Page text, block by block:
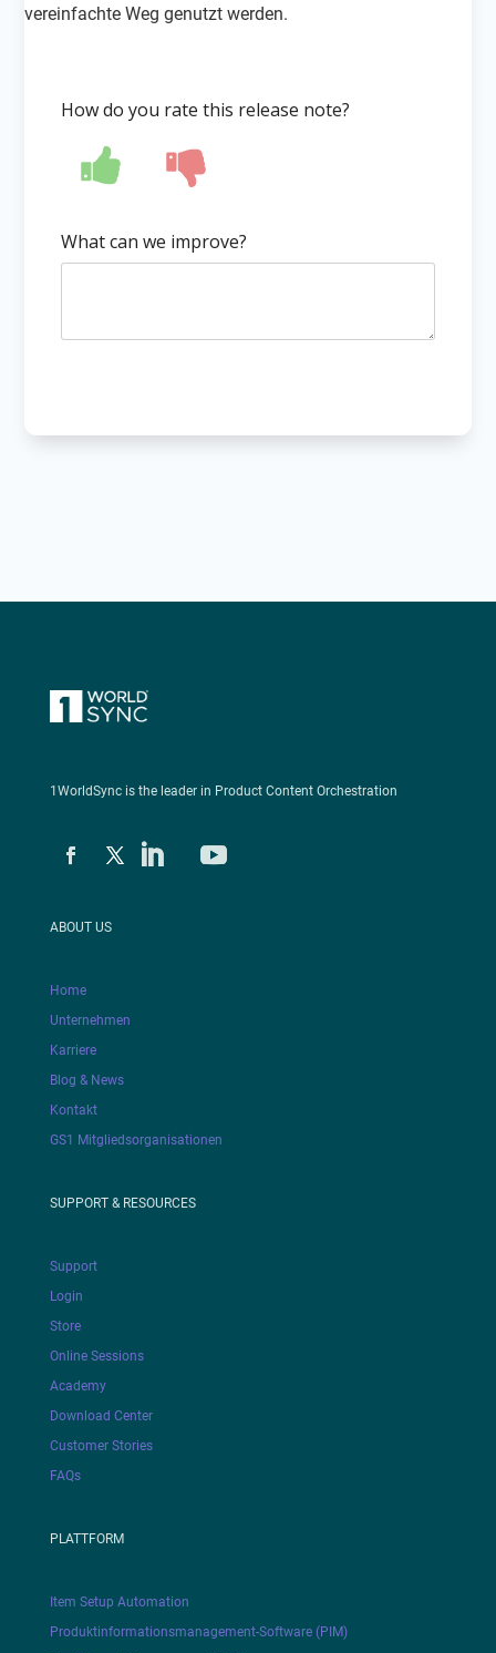
vereinfachte Weg genutzt werden.
How do you rate this release note?
What can we improve?
1WorldSync is the leader in Product Content Orchestration
ABOUT US
Home
Unternehmen
Karriere
Blog & News
Kontakt
GS1 Mitgliedsorganisationen
SUPPORT & RESOURCES
Support
Login
Store
Online Sessions
Academy
Download Center
Customer Stories
FAQs
PLATTFORM
Item Setup Automation
Produktinformationsmanagement-Software (PIM)